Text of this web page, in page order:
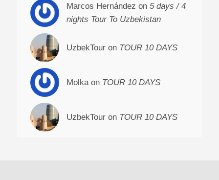
Marcos Hernández on 5 days / 4
nights Tour To Uzbekistan
UzbekTour on TOUR 10 DAYS
Molka on TOUR 10 DAYS
UzbekTour on TOUR 10 DAYS